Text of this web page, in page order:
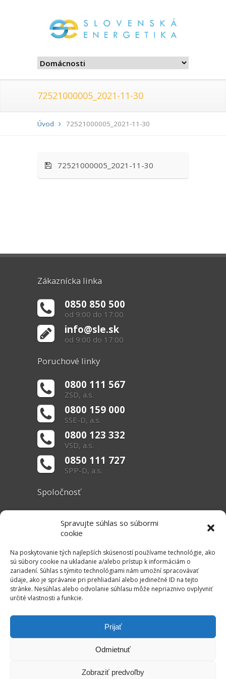
Spravujte súhlas so súbormi
cookie
Na poskytovanie tých najlepších skúseností používame technológie, ako
sú súbory cookie na ukladanie a/alebo prístup k informáciám o
zariadení. Súhlas s týmito technológiami nám umožní spracovávať
údaje, ako je správanie pri prehliadaní alebo jedinečné ID na tejto
stránke. Nesúhlas alebo odvolanie súhlasu môže nepriaznivo ovplyvniť
určité vlastnosti a funkcie.
Prijať
Odmietnuť
Zobraziť predvoľby
72521000005_2021-11-30
Úvod 72521000005_2021-11-30
72521000005_2021-11-30
Zákaznícka linka
0850 850 500
od 9:00 do 17:00
info@sle.sk
od 9:00 do 17:00
Poruchové linky
0800 111 567
ZSD, a.s.
0800 159 000
SSE-D, a.s.
0800 123 332
VSD, a.s.
0850 111 727
SPP-D, a.s.
Spoločnosť
O nás
Základné informácie
Užitočné linky
Právne informácie
RSS Kanál